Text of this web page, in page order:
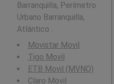
Barranquilla, Perímetro
Urbano Barranquilla,
Atlántico .
Movistar Movil
Tigo Movil
ETB Movil (MVNO)
Claro Movil